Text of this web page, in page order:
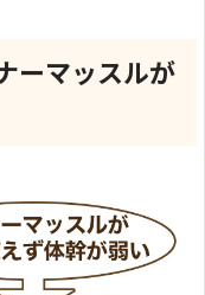
ーマッスルが